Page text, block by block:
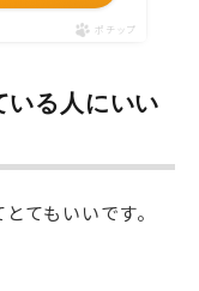
ポチップ
いる人にいい
てもいいです。